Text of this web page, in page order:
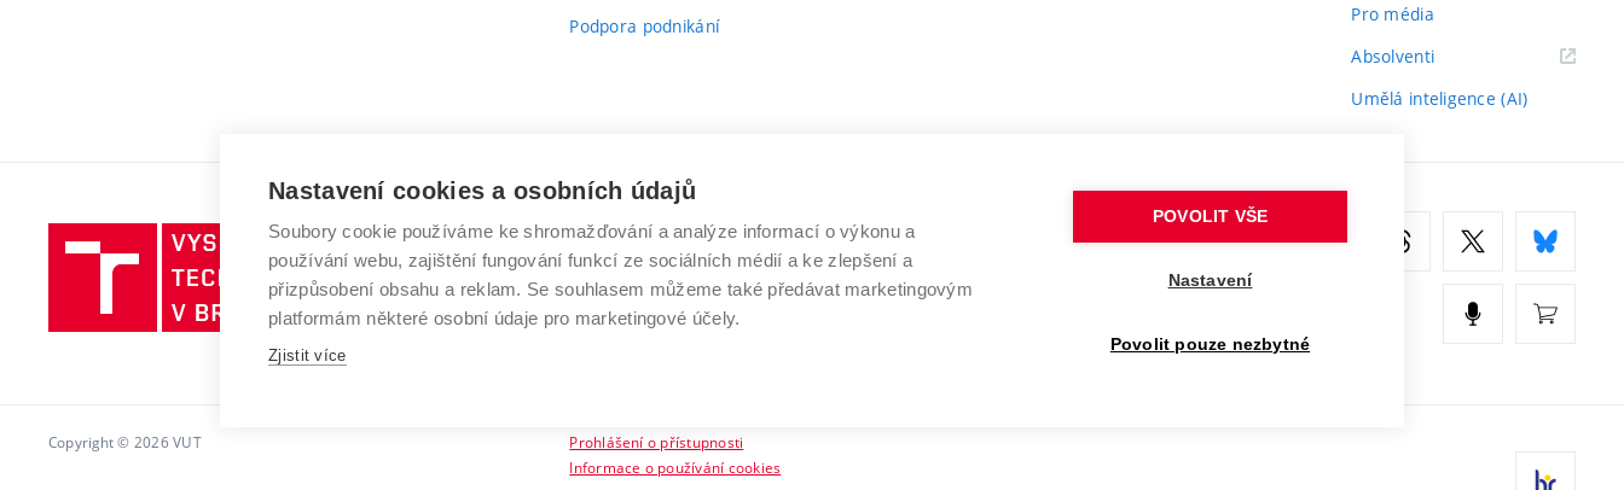
Podpora podnikání
Pro média
Absolventi(externí
Umělá inteligence (AI)
Vysoké
učení
technické
v
VYSOKÉ UČENÍ TECHNICKÉ V BRNĚ
Antonínská 548/1
602 00 Brno
www.vut.cz
Copyright © 2026 VUT
Prohlášení o přístupnosti
Informace o používání cookies
Nastavení cookies a osobních údajů
Soubory cookie používáme ke shromažďování a analýze informací o výkonu a
používání webu, zajištění fungování funkcí ze sociálních médií a ke zlepšení a
přizpůsobení obsahu a reklam. Se souhlasem můžeme také předávat marketingovým
platformám některé osobní údaje pro marketingové účely.
Zjistit více
POVOLIT VŠE
Nastavení
Povolit pouze nezbytné